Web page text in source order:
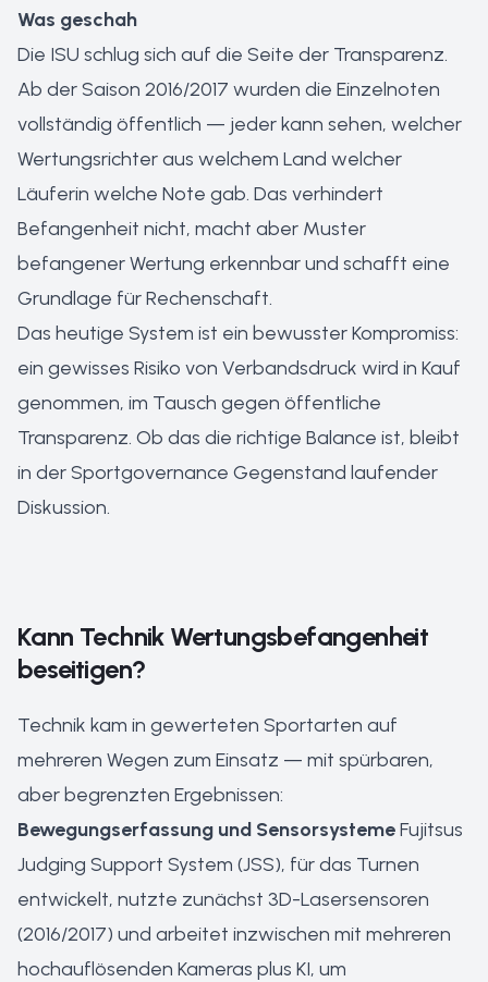
Was geschah
Die ISU schlug sich auf die Seite der Transparenz.
Ab der Saison 2016/2017 wurden die Einzelnoten
vollständig öffentlich — jeder kann sehen, welcher
Wertungsrichter aus welchem Land welcher
Läuferin welche Note gab. Das verhindert
Befangenheit nicht, macht aber Muster
befangener Wertung erkennbar und schafft eine
Grundlage für Rechenschaft.
Das heutige System ist ein bewusster Kompromiss:
ein gewisses Risiko von Verbandsdruck wird in Kauf
genommen, im Tausch gegen öffentliche
Transparenz. Ob das die richtige Balance ist, bleibt
in der Sportgovernance Gegenstand laufender
Diskussion.
Kann Technik Wertungsbefangenheit
beseitigen?
Technik kam in gewerteten Sportarten auf
mehreren Wegen zum Einsatz — mit spürbaren,
aber begrenzten Ergebnissen:
Bewegungserfassung und SensorsystemeFujitsus
Judging Support System (JSS), für das Turnen
entwickelt, nutzte zunächst 3D-Lasersensoren
(2016/2017) und arbeitet inzwischen mit mehreren
hochauflösenden Kameras plus KI, um